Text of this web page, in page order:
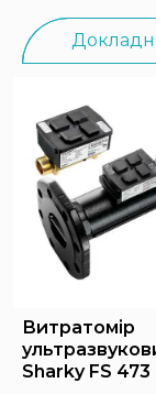
Витратомір
Sharky FS 473